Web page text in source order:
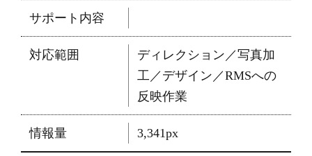
サポート内容
対応範囲
ディレクション／写真加
工／デザイン／RMSへの
反映作業
情報量 3,341px